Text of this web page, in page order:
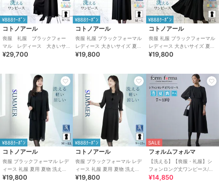
¥888ｸｰﾎﾟﾝ
コトノアール
喪服 礼服 ブラックフォー
マル レディース 大きいサ
イズ 夏 夏用 日本製
¥29,700
¥888ｸｰﾎﾟﾝ
コトノアール
喪服 礼服 ブラックフォーマル
レディース 大きいサイズ 夏物
夏用 洗える 日本製
¥19,800
¥888ｸｰﾎﾟﾝ
コトノアール
喪服 礼服 ブラックフォーマル
レディース 大きいサイズ 夏物
夏用 洗える 日本製
¥19,800
¥888ｸｰﾎﾟﾝ
コトノアール
喪服 ブラックフォーマル レデ
ィース 礼服 夏用 夏物 洗える
ワンピース（63003）
¥19,800
¥888ｸｰﾎﾟﾝ
コトノアール
喪服 ブラックフォーマル レデ
ィース 礼服 夏用 夏物 洗える
ワンピース （63004）
¥19,800
SALE
フォルムフォルマ
【洗える】【喪服・礼服】シ
フォンロング丈ワンピース/ブ
ラックフォーマル/七五三/お宮
¥14,850